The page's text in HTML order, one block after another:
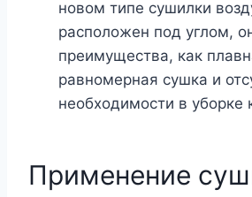
новом типе сушилки
расположен под углом,
преимущества, как
равномерная сушка и
необходимости в уборке
Применение